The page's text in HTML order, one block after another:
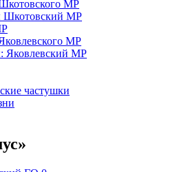
МР
Шкотовский МР
МР
Яковлевский МР
частушки